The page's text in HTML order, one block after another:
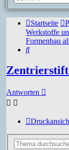
Startseite
Werkstoffe
Formenbau
Suche
Antworten